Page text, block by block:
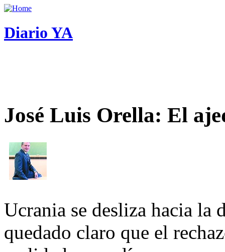
Diario YA
José Luis Orella: El
Ucrania se desliza hacia
quedado claro que el